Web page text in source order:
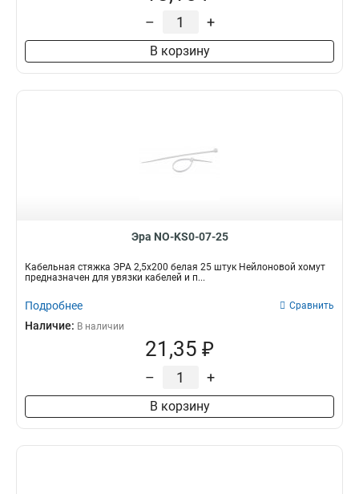
– +
В корзину
Эра NO-KS0-07-25
Кабельная стяжка ЭРА 2,5х200 белая 25 штук Нейлоновой хомут
предназначен для увязки кабелей и п...
Подробнее Сравнить
Наличие: В наличии
21,35 ₽
– +
В корзину